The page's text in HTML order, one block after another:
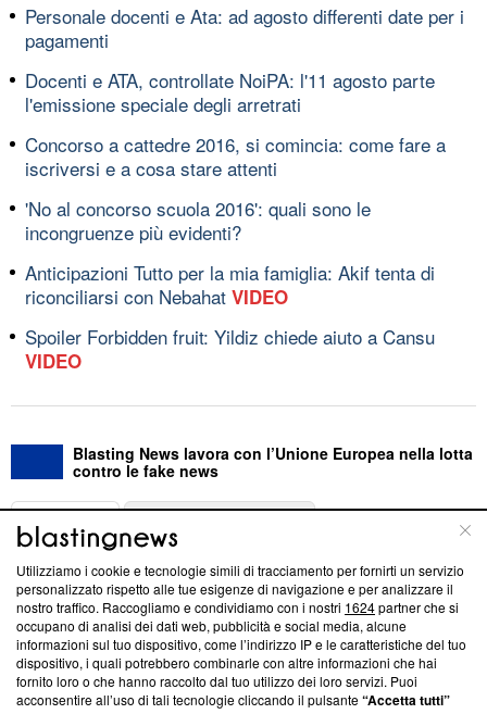
Personale docenti e Ata: ad agosto differenti date per i
pagamenti
Docenti e ATA, controllate NoiPA: l'11 agosto parte
l'emissione speciale degli arretrati
Concorso a cattedre 2016, si comincia: come fare a
iscriversi e a cosa stare attenti
'No al concorso scuola 2016': quali sono le
incongruenze più evidenti?
Anticipazioni Tutto per la mia famiglia: Akif tenta di
riconciliarsi con Nebahat VIDEO
Spoiler Forbidden fruit: Yildiz chiede aiuto a Cansu
VIDEO
Blasting News lavora con l’Unione Europea nella lotta
contro le fake news
ABOUT
Questa sezione offre informazioni trasparenti su Blasting
News, sui nostri processi editoriali e su come ci impegniamo a
creare news di qualità. Inoltre, afferma la nostra aderenza a
‘Trust Project - News with Integrity’Blasting News non è
ancora membro del programma, ma ha richiesto di farne
parte; Trust Project non ha ancora effettuato una verifica di
Utilizziamo i cookie e tecnologie simili di tracciamento per fornirti un servizio
personalizzato rispetto alle tue esigenze di navigazione e per analizzare il
nostro traffico. Raccogliamo e condividiamo con i nostri 1624partner che si
occupano di analisi dei dati web, pubblicità e social media, alcune
informazioni sul tuo dispositivo, come l’indirizzo IP e le caratteristiche del tuo
dispositivo, i quali potrebbero combinarle con altre informazioni che hai
fornito loro o che hanno raccolto dal tuo utilizzo dei loro servizi. Puoi
acconsentire all’uso di tali tecnologie cliccando il pulsante“Accetta tutti”